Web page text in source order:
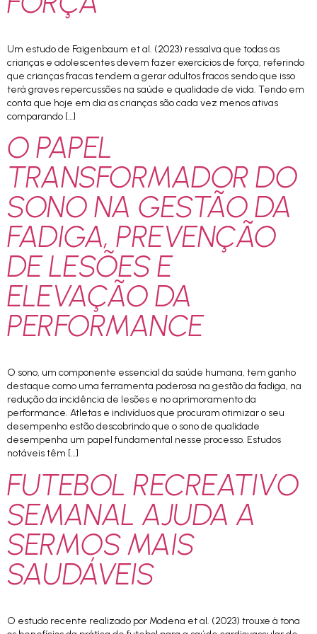
Um estudo de Faigenbaum et al. (2023) ressalva que todas as
crianças e adolescentes devem fazer exercícios de força, referindo
que crianças fracas tendem a gerar adultos fracos sendo que isso
terá graves repercussões na saúde e qualidade de vida. Tendo em
conta que hoje em dia as crianças são cada vez menos ativas
comparando […]
O PAPEL
TRANSFORMADOR DO
SONO NA GESTÃO DA
FADIGA, PREVENÇÃO
DE LESÕES E
ELEVAÇÃO DA
PERFORMANCE
O sono, um componente essencial da saúde humana, tem ganho
destaque como uma ferramenta poderosa na gestão da fadiga, na
redução da incidência de lesões e no aprimoramento da
performance. Atletas e indivíduos que procuram otimizar o seu
desempenho estão descobrindo que o sono de qualidade
desempenha um papel fundamental nesse processo. Estudos
notáveis têm […]
FUTEBOL RECREATIVO
SEMANAL AJUDA A
SERMOS MAIS
SAUDÁVEIS
O estudo recente realizado por Modena et al. (2023) trouxe à tona